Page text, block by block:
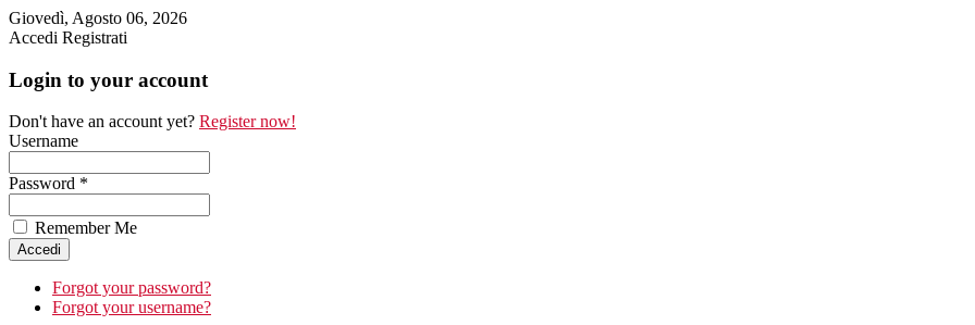
Giovedì, Agosto 06, 2026
Accedi Registrati
Login to your account
Don't have an account yet? Register now!
Username
Password *
Remember Me
Forgot your password?
Forgot your username?